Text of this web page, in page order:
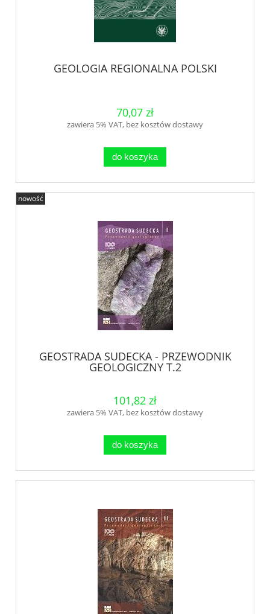
GEOLOGIA REGIONALNA POLSKI
70,07 zł
zawiera 5% VAT, bez kosztów dostawy
do koszyka
GEOSTRADA SUDECKA - PRZEWODNIK
GEOLOGICZNY T.2
101,82 zł
zawiera 5% VAT, bez kosztów dostawy
do koszyka
nowość